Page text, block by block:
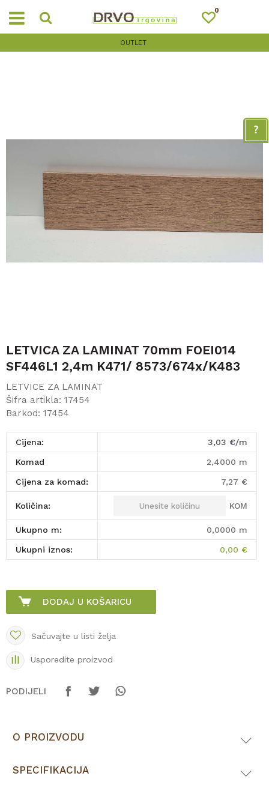
0
OUTLET
LETVICA ZA LAMINAT 70mm FOEI014
SF446L1 2,4m K471/ 8573/674x/K483
LETVICE ZA LAMINAT
Šifra artikla: 17454
Barkod: 17454
Cijena: 3,03 €/m
komad 2,4000 m
Cijena za komad: 7,27 €
Količina: KOM
Ukupno m: 0,0000 m
Ukupni iznos: 0,00 €
DODAJ U KOŠARICU
Sačuvajte u listi želja
Usporedite proizvod
PODIJELI
O PROIZVODU
SPECIFIKACIJA